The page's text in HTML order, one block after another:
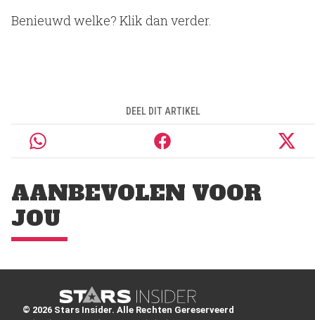
Benieuwd welke? Klik dan verder.
DEEL DIT ARTIKEL
AANBEVOLEN VOOR
JOU
© 2026 Stars Insider. Alle Rechten Gereserveerd